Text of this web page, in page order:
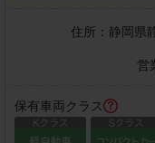
住所： 静岡県
営
保有車両クラス